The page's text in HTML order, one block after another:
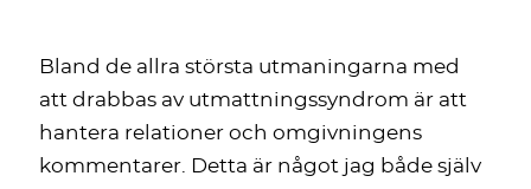
Bland de allra största utmaningarna med
att drabbas av utmattningssyndrom är att
hantera relationer och omgivningens
kommentarer. Detta är något jag både själv